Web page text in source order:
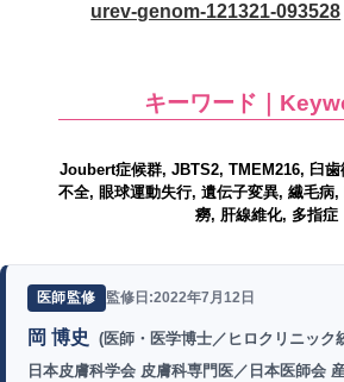
urev-genom-121321-093528
キーワード｜
Joubert症候群, JBTS2, TMEM216, 臼
不全, 眼球運動失行, 遺伝子変異, 繊毛病
癆, 肝線維化, 多指症
医師監修 監修日:2022年7月12日
岡 博史
(医師・医学博士／ヒロクリニック
日本皮膚科学会 皮膚科専門医／日本医師会